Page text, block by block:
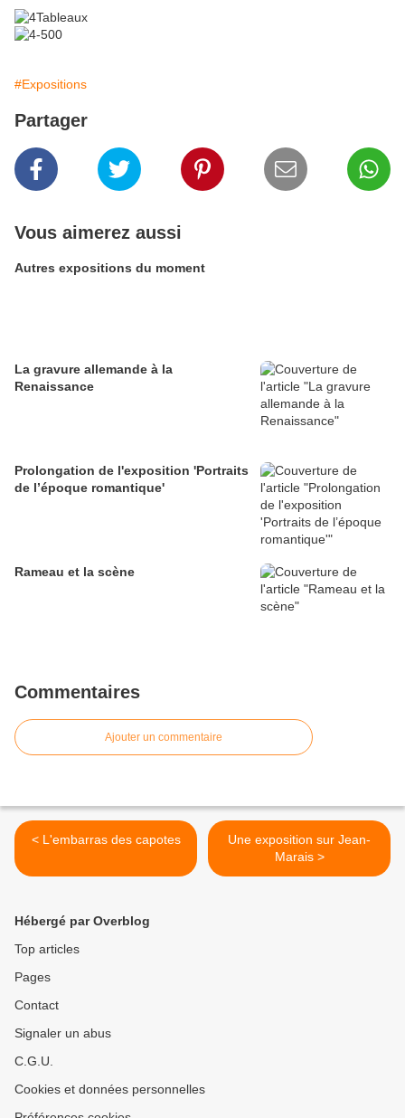
#Expositions
Partager
Vous aimerez aussi
Autres expositions du moment
La gravure allemande à la
Renaissance
Prolongation de l'exposition 'Portraits
de l’époque romantique'
Rameau et la scène
Commentaires
Ajouter un commentaire
< L'embarras des capotes
Une exposition sur Jean-
Marais >
Hébergé par Overblog
Top articles
Pages
Contact
Signaler un abus
C.G.U.
Cookies et données personnelles